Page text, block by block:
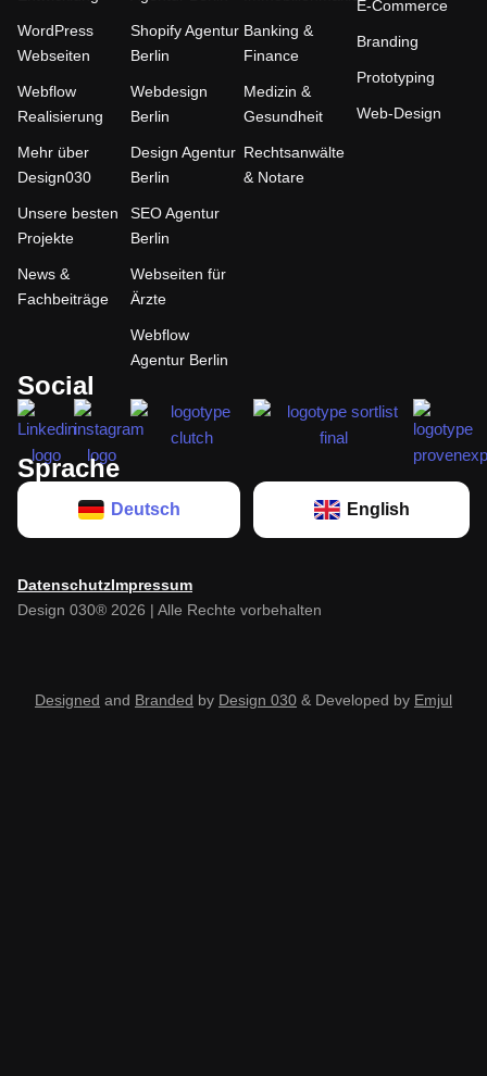
WordPress
Webseiten
Webflow
Realisierung
Mehr über
Design030
Unsere besten
Projekte
News &
Fachbeiträge
Shopify Agentur
Berlin
Webdesign
Berlin
Design Agentur
Berlin
SEO Agentur
Berlin
Webseiten für
Ärzte
Webflow
Agentur Berlin
Banking &
Finance
Medizin &
Gesundheit
Rechtsanwälte
& Notare
E-Commerce
Branding
Prototyping
Web-Design
Social
Sprache
Deutsch English
DatenschutzImpressum
Design 030® 2026 | Alle Rechte vorbehalten
Designed and Branded by Design 030 & Developed by Emjul